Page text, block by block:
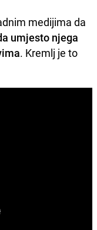
medijima da
umjesto njega
. Kremlj je to